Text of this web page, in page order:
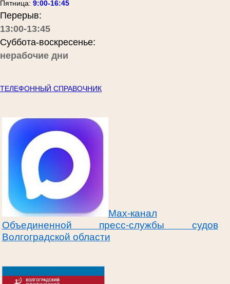
Пятница: 9:00-16:45
Перерыв:
13:00-13:45
Суббота-воскресенье:
нерабочие дни
ТЕЛЕФОННЫЙ СПРАВОЧНИК
Max-канал
Объединенной пресс-службы судов
Волгоградской области